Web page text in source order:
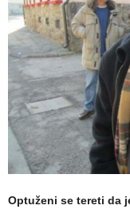
Optuženi se tereti da